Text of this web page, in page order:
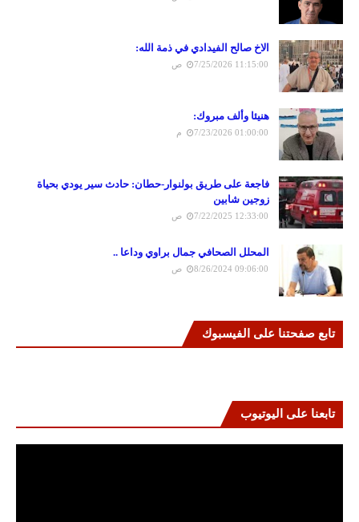
الاخ صالح الفيدادي في ذمة الله:
7/25/2026 11:15:00 ص
هنيئا وألف مبروك:
7/23/2026 01:00:00 م
فاجعة على طريق بولنوار-حطان: حادث سير يودي بحياة
زوجين شابين
7/22/2025 12:33:00 ص
المحلل الصحافي جمال براوي وداعا ..
8/26/2024 09:06:00 ص
تابع صفحتنا على الفيسبوك
تابعنا على اليوتيوب